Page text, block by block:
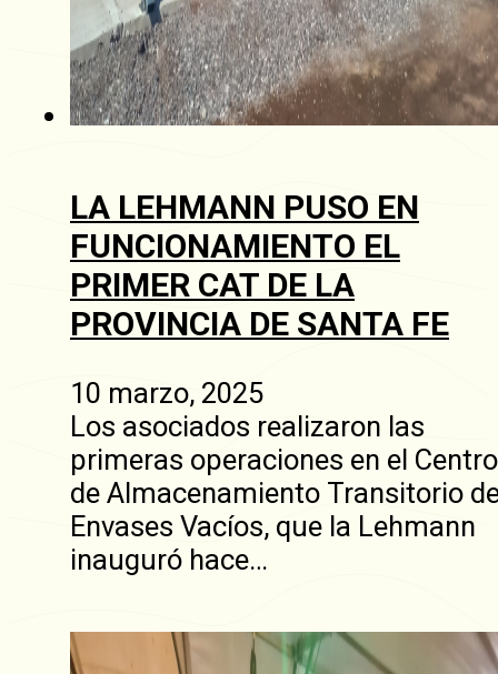
LA LEHMANN PUSO EN
FUNCIONAMIENTO EL
PRIMER CAT DE LA
PROVINCIA DE SANTA FE
10 marzo, 2025
Los asociados realizaron las
primeras operaciones en el Centro
de Almacenamiento Transitorio
Envases Vacíos, que la Lehmann
inauguró hace…